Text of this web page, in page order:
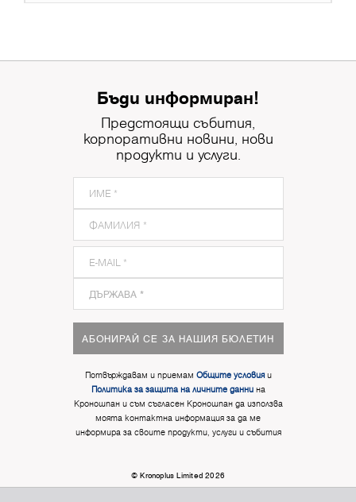
Бъди информиран!
Предстоящи събития,
корпоративни новини, нови
продукти и услуги.
АБОНИРАЙ СЕ ЗА НАШИЯ БЮЛЕТИН
Потвърждавам и приемам Общите условияи
Политика за защита на личните даннина
Кроношпан и съм съгласен Кроношпан да използва
моята контактна информация за да ме
информира за своите продукти, услуги и събития
© Kronoplus Limited 2026